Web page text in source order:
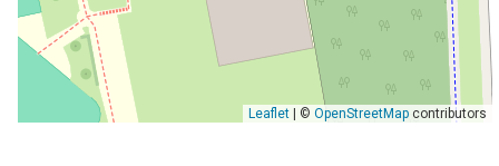
Leaflet| © OpenStreetMapcontributors